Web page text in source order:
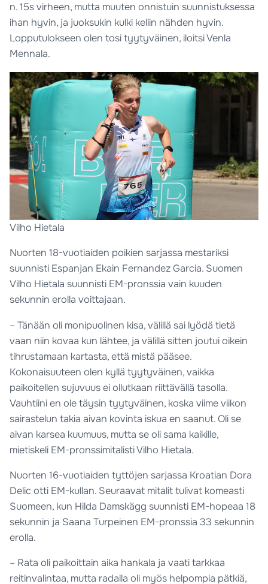
n. 15s virheen, mutta muuten onnistuin suunnistuksessa
ihan hyvin, ja juoksukin kulki keliin nähden hyvin.
Lopputulokseen olen tosi tyytyväinen, iloitsi Venla
Mennala.
Vilho Hietala
Nuorten 18-vuotiaiden poikien sarjassa mestariksi
suunnisti Espanjan Ekain Fernandez Garcia. Suomen
Vilho Hietala suunnisti EM-pronssia vain kuuden
sekunnin erolla voittajaan.
– Tänään oli monipuolinen kisa, välillä sai lyödä tietä
vaan niin kovaa kun lähtee, ja välillä sitten joutui oikein
tihrustamaan kartasta, että mistä pääsee.
Kokonaisuuteen olen kyllä tyytyväinen, vaikka
paikoitellen sujuvuus ei ollutkaan riittävällä tasolla.
Vauhtiini en ole täysin tyytyväinen, koska viime viikon
sairastelun takia aivan kovinta iskua en saanut. Oli se
aivan karsea kuumuus, mutta se oli sama kaikille,
mietiskeli EM-pronssimitalisti Vilho Hietala.
Nuorten 16-vuotiaiden tyttöjen sarjassa Kroatian Dora
Delic otti EM-kullan. Seuraavat mitalit tulivat komeasti
Suomeen, kun Hilda Damskägg suunnisti EM-hopeaa 18
sekunnin ja Saana Turpeinen EM-pronssia 33 sekunnin
erolla.
– Rata oli paikoittain aika hankala ja vaati tarkkaa
reitinvalintaa, mutta radalla oli myös helpompia pätkiä,